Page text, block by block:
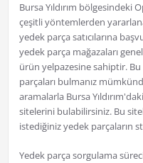
Bursa Yıldırım bölgesindeki
çeşitli yöntemlerden
yedek parça satıcılarına
yedek parça mağazaları
ürün yelpazesine sahiptir.
parçaları bulmanız
aramalarla Bursa
sitelerini bulabilirsiniz. Bu
istediğiniz yedek parçaların
Yedek parça sorgulama